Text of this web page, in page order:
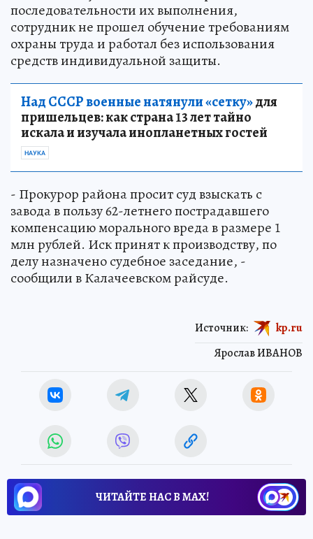
последовательности их выполнения,
сотрудник не прошел обучение требованиям
охраны труда и работал без использования
средств индивидуальной защиты.
Над СССР военные натянули «сетку»для
пришельцев: как страна 13 лет тайно
искала и изучала инопланетных гостей
НАУКА
- Прокурор района просит суд взыскать с
завода в пользу 62-летнего пострадавшего
компенсацию морального вреда в размере 1
млн рублей. Иск принят к производству, по
делу назначено судебное заседание, -
сообщили в Калачеевском райсуде.
Ярослав ИВАНОВ
Источник: kp.ru
ЧИТАЙТЕ НАС В МАХ!